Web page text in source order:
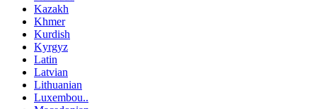
Kazakh
Khmer
Kurdish
Kyrgyz
Latin
Latvian
Lithuanian
Luxembou..